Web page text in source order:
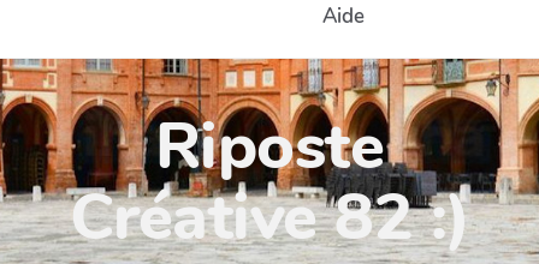
Aide
Riposte
Créative 82 :)